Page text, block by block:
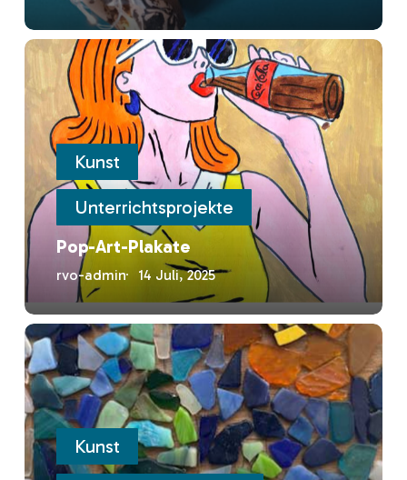
Pop-
Plakate
Kunst
Unterrichtsprojekte
Pop-Art-Plakate
rvo-admin 14 Juli, 2025
Wahlpflichtunterricht
Kunst
Kunst